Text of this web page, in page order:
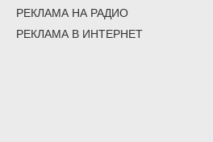
РЕКЛАМА НА РАДИО
РЕКЛАМА В ИНТЕРНЕТ